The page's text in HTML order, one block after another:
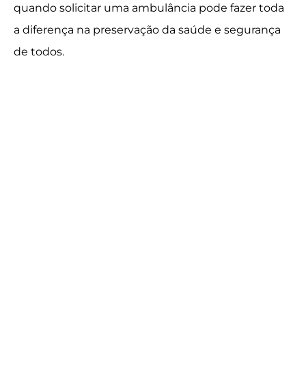
quando solicitar uma ambulância pode fazer toda
a diferença na preservação da saúde e segurança
de todos.